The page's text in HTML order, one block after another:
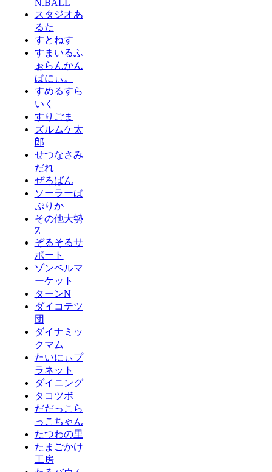
N.BALL
スタジオあ
るた
すとねす
すまいるふ
ぉらんかん
ぱにぃ。
すめるすら
いく
すりごま
ズルムケ太
郎
せつなさみ
だれ
ぜろばん
ソーラーぱ
ぷりか
その他大勢
Z
ぞるそるサ
ポート
ゾンベルマ
ーケット
ターンN
ダイコテツ
団
ダイナミッ
クマム
たいにぃプ
ラネット
ダイニング
タコツボ
だだっこら
っこちゃん
たつわの里
たまごかけ
工房